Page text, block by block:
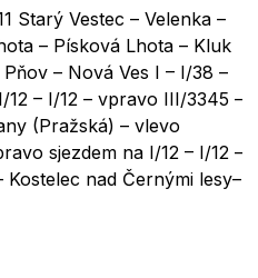
Starý Vestec – Velenka –
– Písková Lhota – Kluk
– Nová Ves I – I/38 –
– I/12 – vpravo III/3345 –
(Pražská) – vlevo
sjezdem na I/12 – I/12 –
nad Černými lesy–